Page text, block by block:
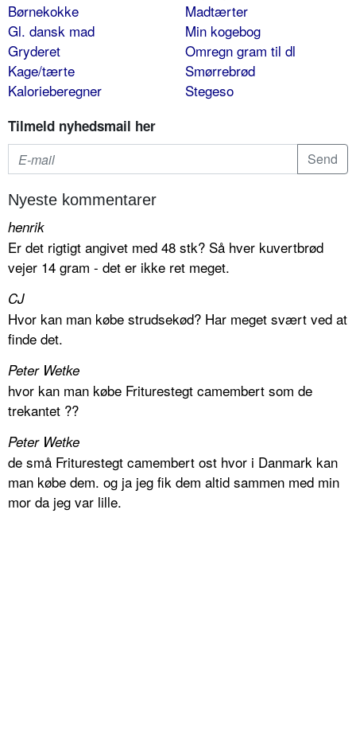
Børnekokke
Gl. dansk mad
Gryderet
Kage/tærte
Kalorieberegner
Madtærter
Min kogebog
Omregn gram til dl
Smørrebrød
Stegeso
Tilmeld nyhedsmail her
Nyeste kommentarer
henrik
Er det rigtigt angivet med 48 stk? Så hver kuvertbrød
vejer 14 gram - det er ikke ret meget.
CJ
Hvor kan man købe strudsekød? Har meget svært ved at
finde det.
Peter Wetke
hvor kan man købe Friturestegt camembert som de
trekantet ??
Peter Wetke
de små Friturestegt camembert ost hvor i Danmark kan
man købe dem. og ja jeg fik dem altid sammen med min
mor da jeg var lille.